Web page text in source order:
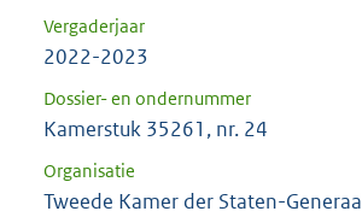
Vergaderjaar
2022-2023
Dossier- en ondernummer
Kamerstuk 35261, nr. 24
Organisatie
Tweede Kamer der Staten-